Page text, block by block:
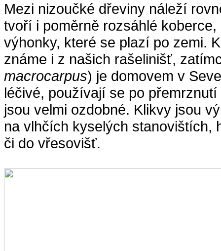
Mezi nizoučké dřeviny náleží
tvoří i poměrně rozsáhlé
výhonky, které se plazí po zemi.
známe i z našich rašelinišť,
macrocarpus) je domovem v
léčivé, používají se po
jsou velmi ozdobné. Klikvy jsou
na vlhčích kyselých stanovištích,
či do vřesovišť.